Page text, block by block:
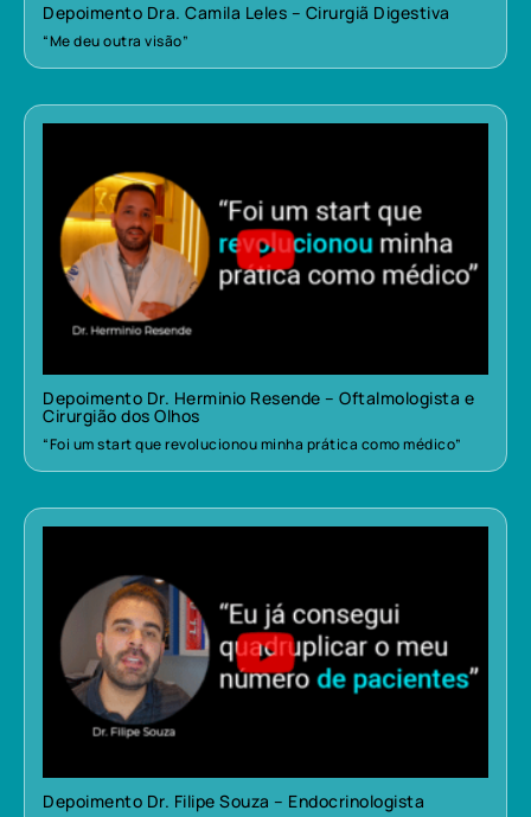
Depoimento Dra. Camila Leles – Cirurgiã Digestiva
“Me deu outra visão”
Depoimento Dr. Herminio Resende – Oftalmologista e
Cirurgião dos Olhos
“Foi um start que revolucionou minha prática como médico”
Depoimento Dr. Filipe Souza – Endocrinologista